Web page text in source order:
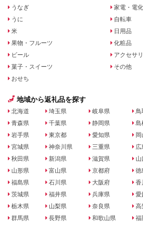
うなぎ
うに
米
果物・フルーツ
ビール
菓子・スイーツ
おせち
家電・電
自転車
日用品
化粧品
アクセサ
その他
地域から返礼品を探す
北海道
青森県
岩手県
宮城県
秋田県
山形県
福島県
茨城県
栃木県
群馬県
埼玉県
千葉県
東京都
神奈川県
新潟県
富山県
石川県
福井県
山梨県
長野県
岐阜県
静岡県
愛知県
三重県
滋賀県
京都府
大阪府
兵庫県
奈良県
和歌山県
鳥
島
岡
広
山
徳
香
愛
高
福